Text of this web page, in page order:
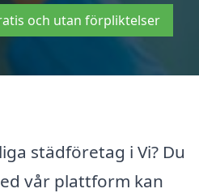
och utan förpliktelser
städföretag i Vi? Du
vår plattform kan